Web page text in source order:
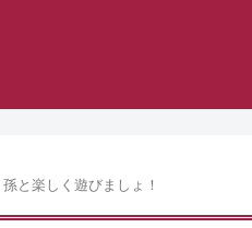
孫と楽しく遊びましょ！